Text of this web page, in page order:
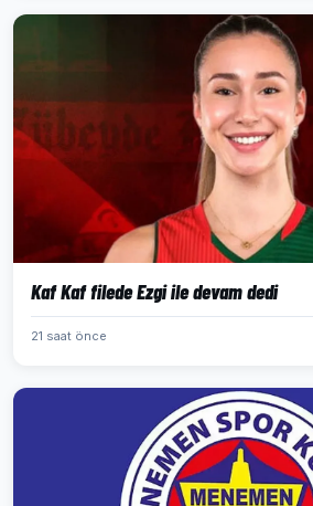
Kaf Kaf filede Ezgi ile devam dedi
21 saat önce